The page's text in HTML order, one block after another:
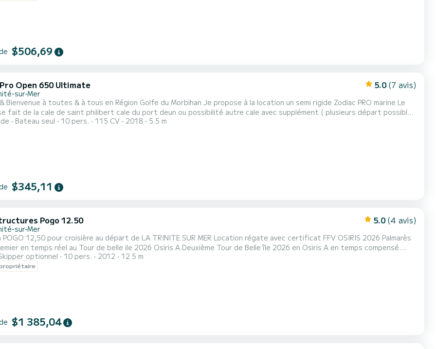
$506,69
Open 650 Ultimate 5.0 (7 avis)
sur-Mer
à toutes & à tous en Région Golfe du Morbihan Je propose à la location un semi rigide Zodiac PRO marine Le
fait de la cale de saint philibert cale du port deun ou possibilité autre cale avec supplément ( plusieurs départ possible
Direction hydraulique 2 écrans Sondeur gps garmin (2026) Sono avec enceinte JBL Prise usb
Bateau seul 10 pers. 115 CV 2018 5.5 m
$345,11
Pogo 12.50 5.0 (4 avis)
sur-Mer
POGO 12,50 pour croisière au départ de LA TRINITE SUR MER Location régate avec certificat FFV OSIRIS 2026 Palmarès
en temps réel au Tour de belle ile 2026 Osiris A Deuxième Tour de Belle île 2026 en Osiris A en temps compensé.
pour l'Armen Race 2027 et pour toute régate Version quille relevable ( TE 1,30/3 M) 2 cabines doubles 6 couchettes 2
avec chaussette Gennaker sur emmagasiner Tous confort pour la longue croisière , hydrogénérateur.....
optionnel 10 pers. 2012 12.5 m
$1 385,04